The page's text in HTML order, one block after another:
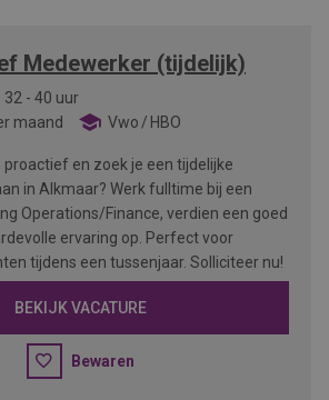
Medewerker (tijdelijk)
32 - 40 uur
maand Vwo HBO
proactief en zoek je een tijdelijke
in Alkmaar? Werk fulltime bij een
Operations/Finance, verdien een goed
ervaring op. Perfect voor
tijdens een tussenjaar. Solliciteer nu!
BEKIJK VACATURE
Bewaren